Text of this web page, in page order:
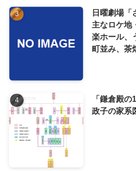
日曜劇場「
主なロケ
楽ホール、
町並み、茶
「鎌倉殿
政子の家系